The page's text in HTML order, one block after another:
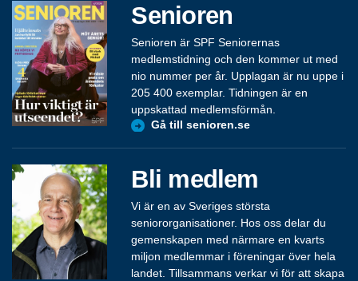
Senioren
Senioren är SPF Seniorernas
medlemstidning och den kommer ut med
nio nummer per år. Upplagan är nu uppe i
205 400 exemplar. Tidningen är en
uppskattad medlemsförmån.
Gå till senioren.se
Bli medlem
Vi är en av Sveriges största
seniororganisationer. Hos oss delar du
gemenskapen med närmare en kvarts
miljon medlemmar i föreningar över hela
landet. Tillsammans verkar vi för att skapa